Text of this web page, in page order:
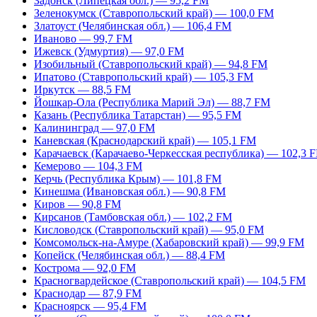
Зеленокумск (Ставропольский край) — 100,0 FM
Златоуст (Челябинская обл.) — 106,4 FM
Иваново — 99,7 FM
Ижевск (Удмуртия) — 97,0 FM
Изобильный (Ставропольский край) — 94,8 FM
Ипатово (Ставропольский край) — 105,3 FM
Иркутск — 88,5 FM
Йошкар-Ола (Республика Марий Эл) — 88,7 FM
Казань (Республика Татарстан) — 95,5 FM
Калининград — 97,0 FM
Каневская (Краснодарский край) — 105,1 FM
Карачаевск (Карачаево-Черкесская республика) — 102,3
Кемерово — 104,3 FM
Керчь (Республика Крым) — 101,8 FM
Кинешма (Ивановская обл.) — 90,8 FM
Киров — 90,8 FM
Кирсанов (Тамбовская обл.) — 102,2 FM
Кисловодск (Ставропольский край) — 95,0 FM
Комсомольск-на-Амуре (Хабаровский край) — 99,9 FM
Копейск (Челябинская обл.) — 88,4 FM
Кострома — 92,0 FM
Красногвардейское (Ставропольский край) — 104,5 FM
Краснодар — 87,9 FM
Красноярск — 95,4 FM